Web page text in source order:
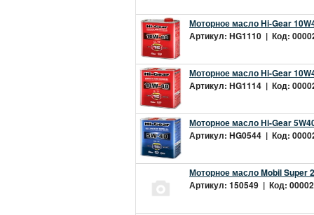
Моторное масло Hi-Gear
Артикул: HG1110 | Код:
Моторное масло Hi-Gear
Артикул: HG1114 | Код:
Моторное масло Hi-Gear
Артикул: HG0544 | Код:
Моторное масло Mobil Super
Артикул: 150549 | Код: